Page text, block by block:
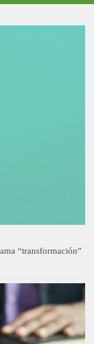
“transformación”